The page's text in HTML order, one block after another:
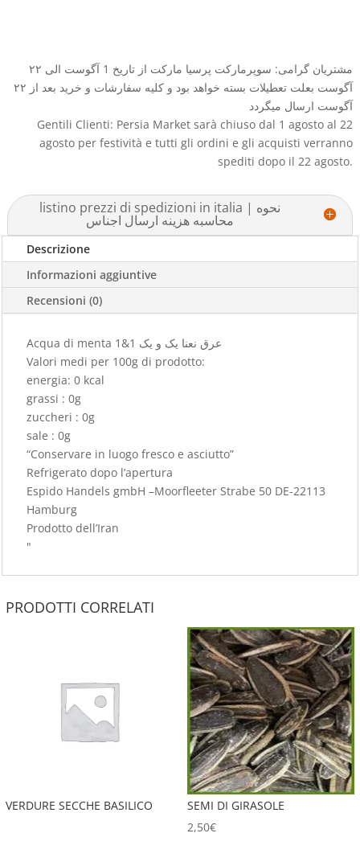
مشتریان گرامی: سوپرمارکت پرسیا مارکت از تاریخ 1 آگوست الی ۲۲
آگوست بعلت تعطیلات بسته خواهد بود و کلیه سفارشات و خرید بعد از ۲۲
آگوست ارسال میگردد
Gentili Clienti: Persia Market sarà chiuso dal 1 agosto al 22
agosto per festività e tutti gli ordini e gli acquisti verranno
spediti dopo il 22 agosto.
listino prezzi di spedizioni in italia | نحوه
محاسبه هزینه ارسال اجناس
Descrizione
Informazioni aggiuntive
Recensioni (0)
Acqua di menta عرق نعنا یک و یک 1&1
Valori medi per 100g di prodotto:
energia: 0 kcal
grassi : 0g
zuccheri : 0g
sale : 0g
“Conservare in luogo fresco e asciutto”
Refrigerato dopo l’apertura
Espido Handels gmbH –Moorfleeter Strabe 50 DE-22113
Hamburg
Prodotto dell’Iran
"
PRODOTTI CORRELATI
VERDURE SECCHE BASILICO
SEMI DI GIRASOLE
2,50€